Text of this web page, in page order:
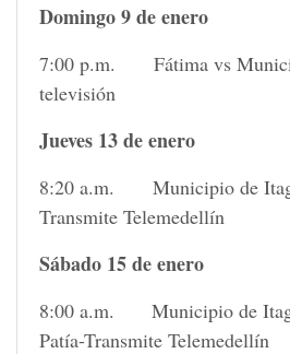
Domingo 9 de enero
7:00 p.m. Fátima vs
televisión
Jueves 13 de enero
8:20 a.m. Municipio de
Transmite Telemedellín
Sábado 15 de enero
8:00 a.m. Municipio de
Patía-Transmite Telemedellín